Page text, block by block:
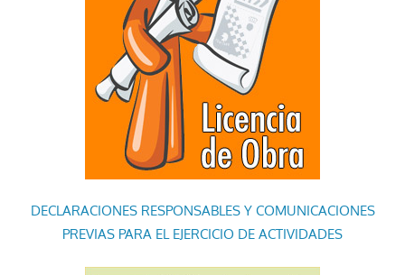
DECLARACIONES RESPONSABLES Y COMUNICACIONES
PREVIAS PARA EL EJERCICIO DE ACTIVIDADES